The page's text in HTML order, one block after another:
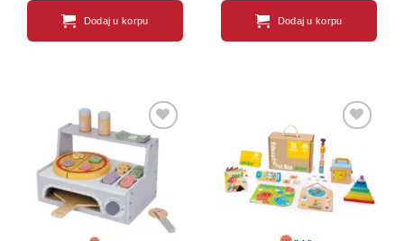
Dodaj u korpu Dodaj u korpu
Sačuvaj
proizvod
proizvod